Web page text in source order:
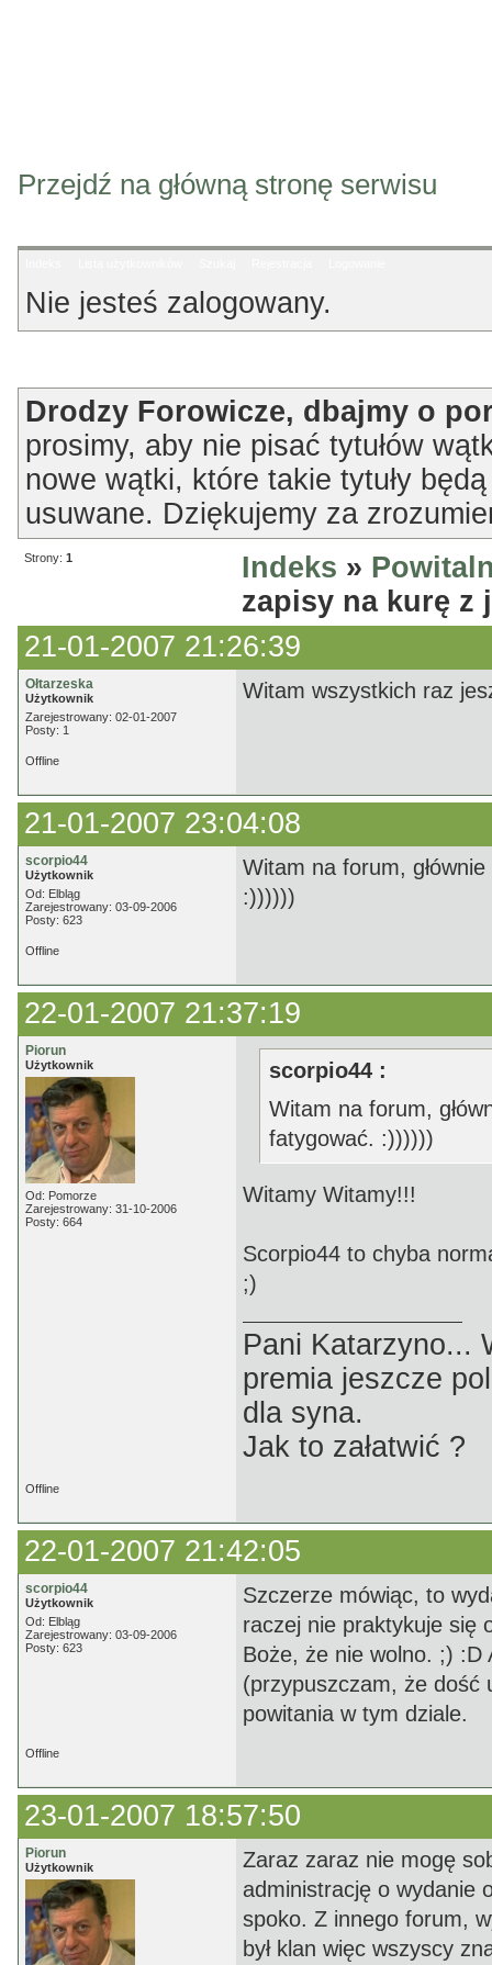
Przejdź na główną stronę serwisu
Nie jesteś zalogowany.
Drodzy Forowicze, dbajmy o
prosimy, aby nie pisać tytułów
nowe wątki, które takie tytuły
usuwane. Dziękujemy za
Strony: 1 Indeks »
zapisy na kurę z
21-01-2007 21:26:39
Ołtarzeska
Użytkownik
Zarejestrowany: 02-01-2007
Posty: 1
Witam wszystkich raz
Offline
21-01-2007 23:04:08
scorpio44
Użytkownik
Od: Elbląg
Zarejestrowany: 03-09-2006
Posty: 623
Witam na forum,
:))))))
Offline
22-01-2007 21:37:19
Piorun
Użytkownik
Od: Pomorze
Zarejestrowany: 31-10-2006
Posty: 664
scorpio44 :
Witam na forum,
fatygować. :))))))
Witamy Witamy!!!
Scorpio44 to chyba
;)
Pani Katarzyno...
premia jeszcze
dla syna.
Jak to załatwić ?
Offline
22-01-2007 21:42:05
scorpio44
Użytkownik
Od: Elbląg
Zarejestrowany: 03-09-2006
Posty: 623
Szczerze mówiąc, to
raczej nie praktykuje się
Boże, że nie wolno. ;) :D
(przypuszczam, że dość
powitania w tym dziale.
Offline
23-01-2007 18:57:50
Piorun
Użytkownik
Zaraz zaraz nie mogę
administrację o wydanie
spoko. Z innego forum,
był klan więc wszyscy